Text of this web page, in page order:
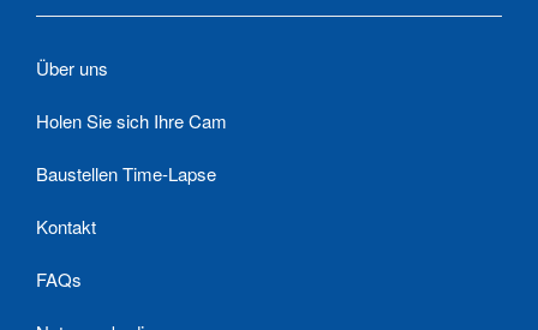
Über uns
Holen Sie sich Ihre Cam
Baustellen Time-Lapse
Kontakt
FAQs